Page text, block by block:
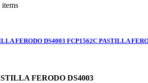
FERODO DS4003 FCP1562C PASTILLA
FERODO DS4003